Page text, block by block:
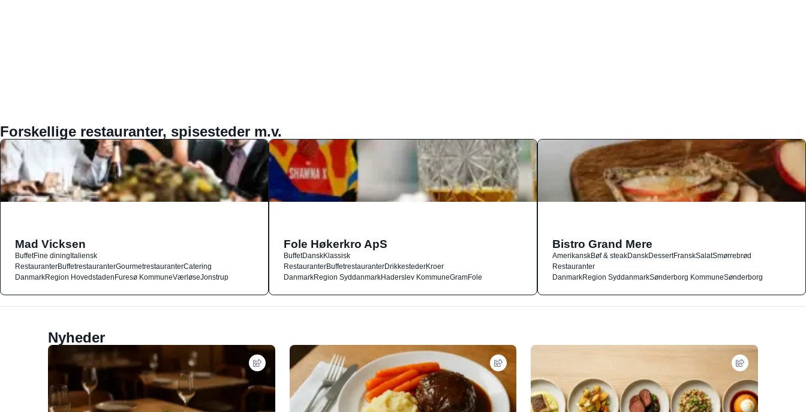
Forskellige restauranter, spisesteder m.v.
Mad Vicksen
BuffetFine diningItaliensk
RestauranterBuffetrestauranterGourmetrestauranterCatering
DanmarkRegion HovedstadenFuresø KommuneVærløseJonstrup
Fole Høkerkro ApS
BuffetDanskKlassisk
RestauranterBuffetrestauranterDrikkestederKroer
DanmarkRegion SyddanmarkHaderslev KommuneGramFole
Bistro Grand Mere
AmerikanskBøf & steakDanskDessertFranskSalatSmørrebrød
Restauranter
DanmarkRegion SyddanmarkSønderborg KommuneSønderborg
Nyheder